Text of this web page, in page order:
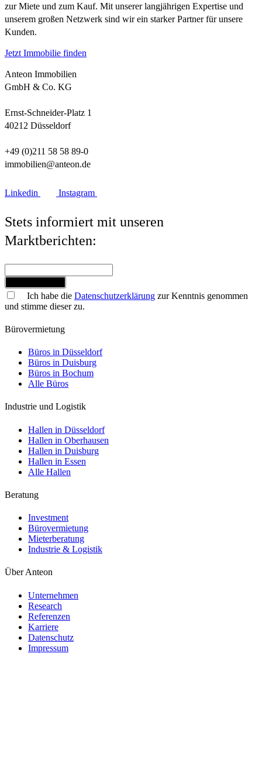
zur Miete und zum Kauf. Mit unserer langjährigen Expertise und
unserem großen Netzwerk sind wir ein starker Partner für unsere
Kunden.
Jetzt Immobilie finden
Anteon Immobilien
GmbH & Co. KG
Ernst-Schneider-Platz 1
40212 Düsseldorf
+49 (0)211 58 58 89-0
immobilien@anteon.de
Linkedin Instagram
Stets informiert mit unseren
Marktberichten:
Ich habe die Datenschutzerklärung zur Kenntnis genommen
und stimme dieser zu.
Bürovermietung
Büros in Düsseldorf
Büros in Duisburg
Büros in Bochum
Alle Büros
Industrie und Logistik
Hallen in Düsseldorf
Hallen in Oberhausen
Hallen in Duisburg
Hallen in Essen
Alle Hallen
Beratung
Investment
Bürovermietung
Mieterberatung
Industrie & Logistik
Über Anteon
Unternehmen
Research
Referenzen
Karriere
Datenschutz
Impressum